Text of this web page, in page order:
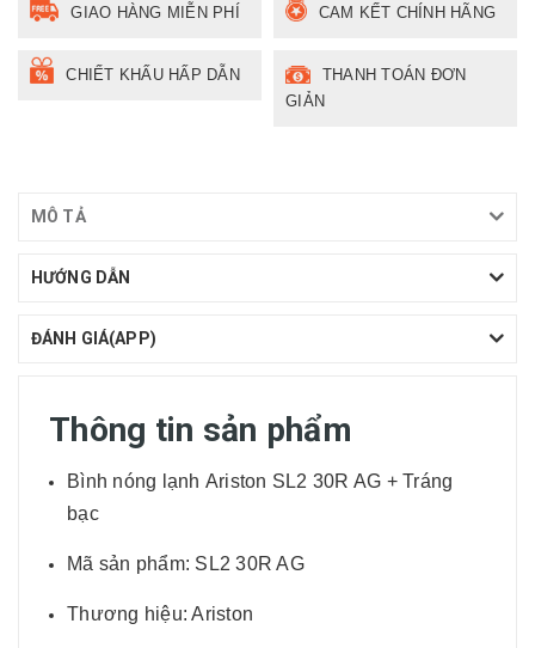
GIAO HÀNG MIỄN PHÍ CAM KẾT CHÍNH HÃNG
CHIẾT KHẤU HẤP DẪN
THANH TOÁN ĐƠN
GIẢN
MÔ TẢ
HƯỚNG DẪN
ĐÁNH GIÁ(APP)
Thông tin sản phẩm
Bình nóng lạnh Ariston SL2 30R AG + Tráng
bạc
Mã sản phẩm: SL2 30R AG
Thương hiệu: Ariston